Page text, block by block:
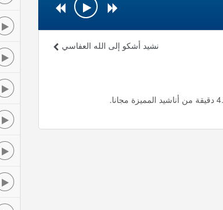
نشيد أشكو إلى الله العفاسي